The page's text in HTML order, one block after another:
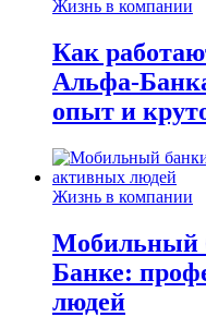
Жизнь в компании
Как
Альфа-
опыт и
Жизнь в компании
Мобильный
Банке:
людей